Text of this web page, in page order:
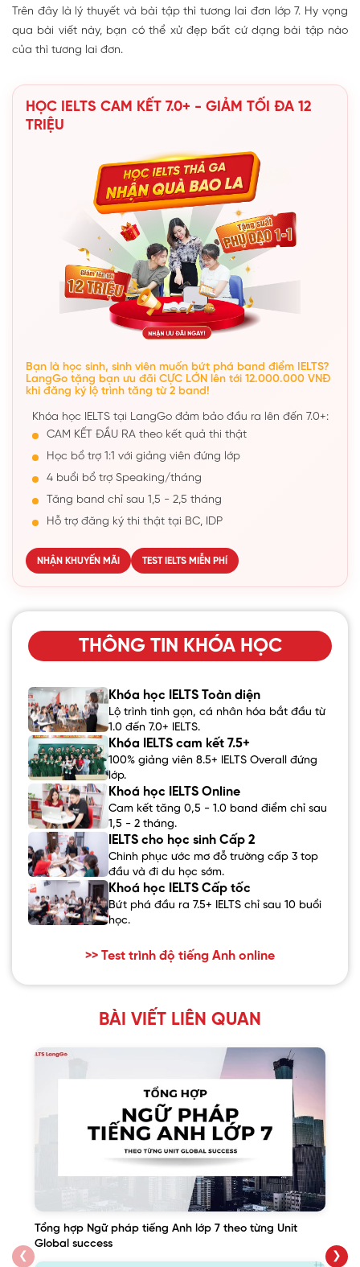
Trên đây là lý thuyết và bài tập thì tương lai đơn lớp 7. Hy vọng
qua bài viết này, bạn có thể xử đẹp bất cứ dạng bài tập nào
của thì tương lai đơn.
HỌC IELTS CAM KẾT 7.0+ - GIẢM TỐI ĐA 12
TRIỆU
Bạn là học sinh, sinh viên muốn bứt phá band điểm IELTS?
LangGo tặng bạn ưu đãi CỰC LỚN lên tới 12.000.000 VNĐ
khi đăng ký lộ trình tăng từ 2 band!
Khóa học IELTS tại LangGo đảm bảo đầu ra lên đến 7.0+:
CAM KẾT ĐẦU RA theo kết quả thi thật
Học bổ trợ 1:1 với giảng viên đứng lớp
4 buổi bổ trợ Speaking/tháng
Tăng band chỉ sau 1,5 - 2,5 tháng
Hỗ trợ đăng ký thi thật tại BC, IDP
NHẬN KHUYẾN MÃI TEST IELTS MIỄN PHÍ
THÔNG TIN KHÓA HỌC
Khóa học IELTS Toàn diện
Lộ trình tinh gọn, cá nhân hóa bắt đầu từ
1.0 đến 7.0+ IELTS.
Khóa IELTS cam kết 7.5+
100% giảng viên 8.5+ IELTS Overall đứng
lớp.
Khoá học IELTS Online
Cam kết tăng 0,5 - 1.0 band điểm chỉ sau
1,5 - 2 tháng.
IELTS cho học sinh Cấp 2
Chinh phục ước mơ đỗ trường cấp 3 top
đầu và đi du học sớm.
Khoá học IELTS Cấp tốc
Bứt phá đầu ra 7.5+ IELTS chỉ sau 10 buổi
học.
>> Test trình độ tiếng Anh online
BÀI VIẾT LIÊN QUAN
❮
Tổng hợp Ngữ pháp tiếng Anh lớp 7 theo từng Unit
Global success
❯